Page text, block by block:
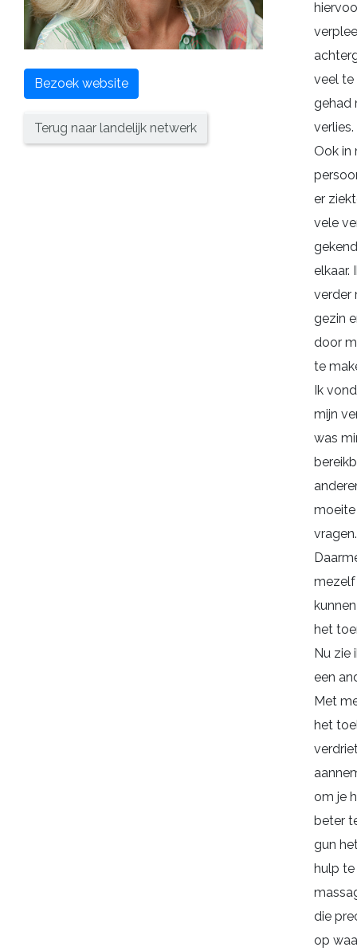
Bezoek website
Terug naar landelijk netwerk
veel te
gehad
verlies.
Ook in
er
vele
elkaar.
verder
gezin
door
te
Ik
mijn
was
vragen.
het
Nu zie
een
Met
het
om je
beter
gun
hulp
die
op